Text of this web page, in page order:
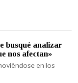
busqué analizar
nos afectan»
en los